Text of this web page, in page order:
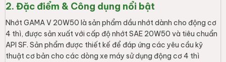
2. Đặc điểm & Công dụng nổi bật
Nhớt GAMA V 20W50 là sản phẩm dầu nhớt dành cho động cơ
4 thì, được sản xuất với cấp độ nhớt SAE 20W50 và tiêu chuẩn
API SF. Sản phẩm được thiết kế để đáp ứng các yêu cầu kỹ
thuật cơ bản cho các dòng xe máy sử dụng động cơ 4 thì